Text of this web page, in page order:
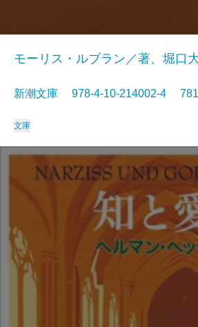
モーリス・ルブラン／著、堀口
新潮文庫 978-4-10-214002-4
文庫